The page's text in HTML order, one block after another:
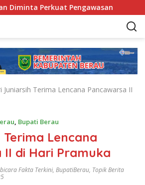
Perkuat Pengawasan Pemkab
Juniarsih Terima Lencana Pancawarsa II
, Bupati Berau
Lencana
II di Hari Pramuka
Fakta Terkini, BupatiBerau, Topik Berita